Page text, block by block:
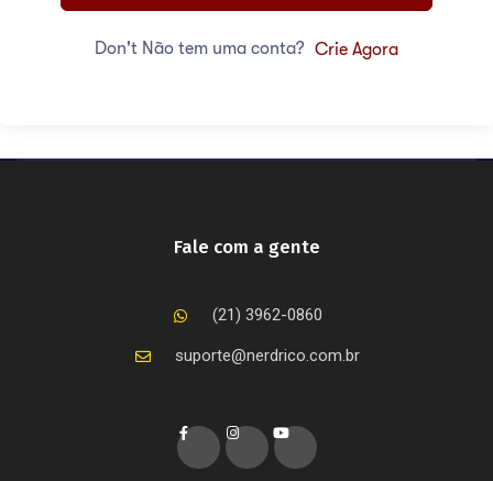
Don't Não tem uma conta? Crie Agora
Fale com a gente
(21) 3962-0860
suporte@nerdrico.com.br